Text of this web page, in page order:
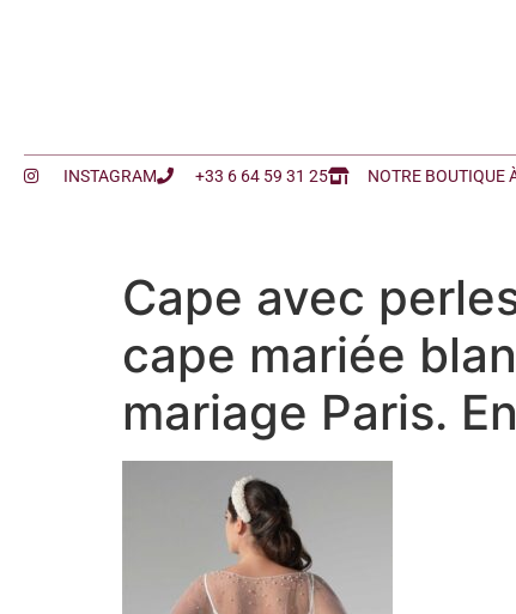
INSTAGRAM
+33 6 64 59 31 25 NOTRE BOUTIQUE
Cape avec
cape mariée
mariage Paris.